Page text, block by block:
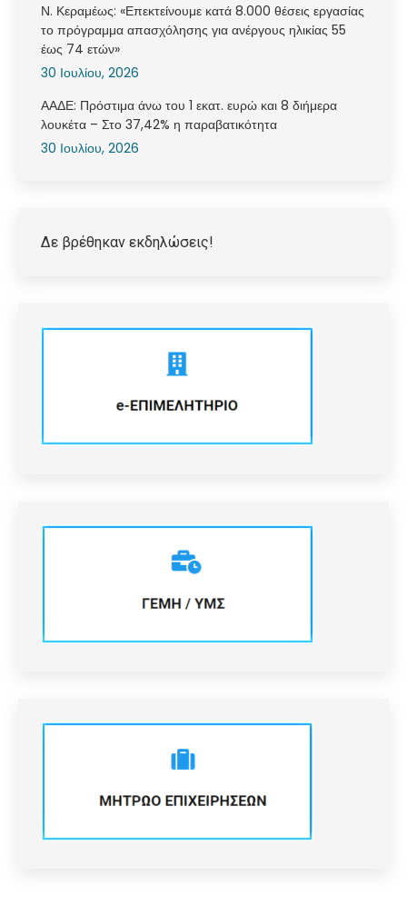
Ν. Κεραμέως: «Επεκτείνουμε κατά 8.000 θέσεις εργασίας
το πρόγραμμα απασχόλησης για ανέργους ηλικίας 55
έως 74 ετών»
30 Ιουλίου, 2026
ΑΑΔΕ: Πρόστιμα άνω του 1 εκατ. ευρώ και 8 διήμερα
λουκέτα – Στο 37,42% η παραβατικότητα
30 Ιουλίου, 2026
Δε βρέθηκαν εκδηλώσεις!